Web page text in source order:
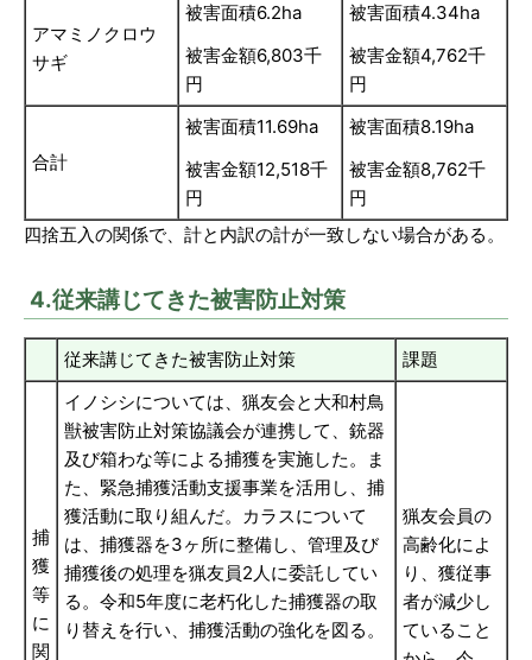
アマミノクロウ
サギ
被害面積6.2ha
被害金額6,803千
円
被害面積4.34ha
被害金額4,762千
円
合計
被害面積11.69ha
被害金額12,518千
円
被害面積8.19ha
被害金額8,762千
円
四捨五入の関係で、計と内訳の計が一致しない場合がある。
4.従来講じてきた被害防止対策
従来講じてきた被害防止対策 課題
捕
獲
等
に
関
イノシシについては、猟友会と大和村鳥
獣被害防止対策協議会が連携して、銃器
及び箱わな等による捕獲を実施した。ま
た、緊急捕獲活動支援事業を活用し、捕
獲活動に取り組んだ。カラスについて
は、捕獲器を3ヶ所に整備し、管理及び
捕獲後の処理を猟友員2人に委託してい
る。令和5年度に老朽化した捕獲器の取
り替えを行い、捕獲活動の強化を図る。
猟友会員の
高齢化によ
り、獲従事
者が減少し
ていること